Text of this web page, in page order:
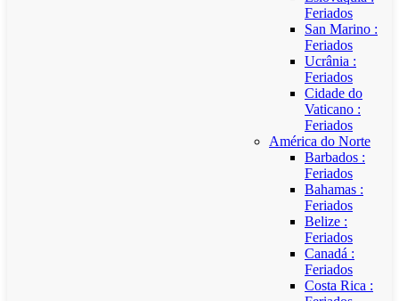
Feriados
San Marino :
Feriados
Ucrânia :
Feriados
Cidade do
Vaticano :
Feriados
América do Norte
Barbados :
Feriados
Bahamas :
Feriados
Belize :
Feriados
Canadá :
Feriados
Costa Rica :